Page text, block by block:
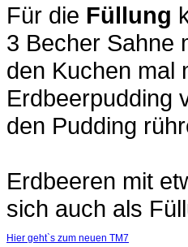
Für die Füllung
3 Becher Sahne
den Kuchen mal
Erdbeerpudding
den Pudding
Erdbeeren mit
sich auch als
Hier geht`s zum neuen TM7